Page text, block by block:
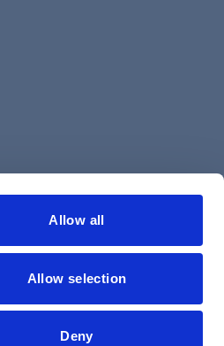
Allow all
Allow selection
Deny